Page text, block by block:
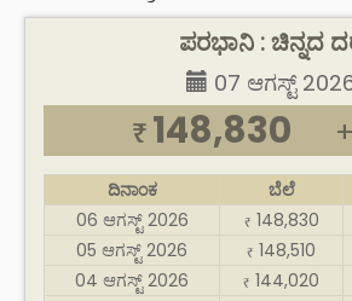
ಪರಭಾನಿ : ಚಿನ್ನದ
07 ಆಗಸ್ಟ್
₹ 148,830
ದಿನಾಂಕ ಬೆಲೆ
06 ಆಗಸ್ಟ್ 2026
₹ 148,830
05 ಆಗಸ್ಟ್ 2026
₹ 148,510
04 ಆಗಸ್ಟ್ 2026
₹ 144,020